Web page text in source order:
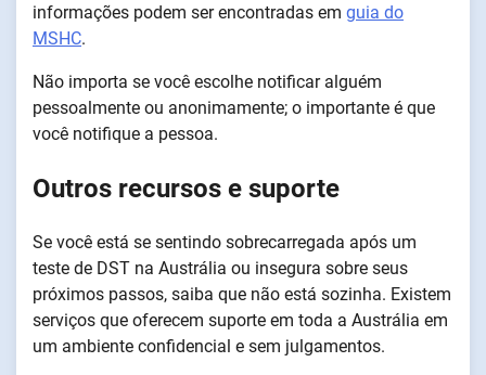
informações podem ser encontradas em guia do
MSHC.
Não importa se você escolhe notificar alguém
pessoalmente ou anonimamente; o importante é que
você notifique a pessoa.
Outros recursos e suporte
Se você está se sentindo sobrecarregada após um
teste de DST na Austrália ou insegura sobre seus
próximos passos, saiba que não está sozinha. Existem
serviços que oferecem suporte em toda a Austrália em
um ambiente confidencial e sem julgamentos.